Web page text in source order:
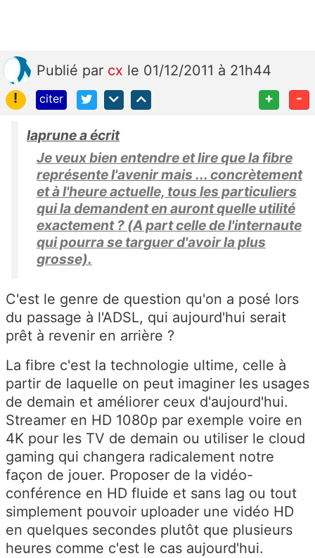
Publié par cx le 01/12/2011 à 21h44
!
citer + -
laprune a écrit
Je veux bien entendre et lire que la fibre
représente l'avenir mais ... concrètement
et à l'heure actuelle, tous les particuliers
qui la demandent en auront quelle utilité
exactement ? (A part celle de l'internaute
qui pourra se targuer d'avoir la plus
grosse).
C'est le genre de question qu'on a posé lors
du passage à l'ADSL, qui aujourd'hui serait
prêt à revenir en arrière ?
La fibre c'est la technologie ultime, celle à
partir de laquelle on peut imaginer les usages
de demain et améliorer ceux d'aujourd'hui.
Streamer en HD 1080p par exemple voire en
4K pour les TV de demain ou utiliser le cloud
gaming qui changera radicalement notre
façon de jouer. Proposer de la vidéo-
conférence en HD fluide et sans lag ou tout
simplement pouvoir uploader une vidéo HD
en quelques secondes plutôt que plusieurs
heures comme c'est le cas aujourd'hui.